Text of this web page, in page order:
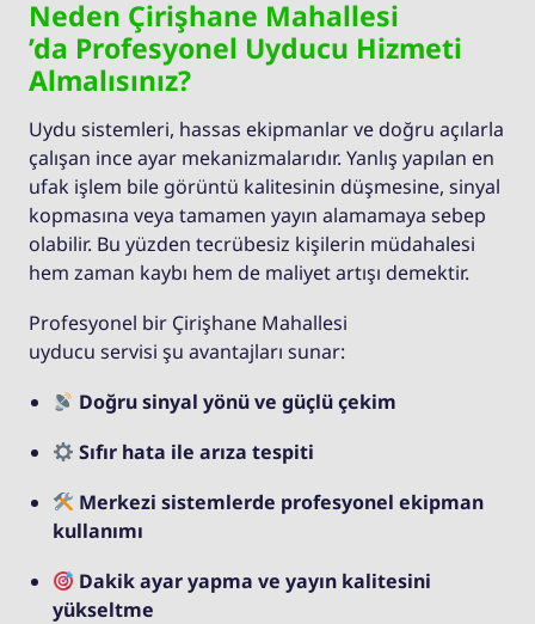
Neden Çirişhane Mahallesi
’da Profesyonel Uyducu Hizmeti
Almalısınız?
Uydu sistemleri, hassas ekipmanlar ve doğru açılarla
çalışan ince ayar mekanizmalarıdır. Yanlış yapılan en
ufak işlem bile görüntü kalitesinin düşmesine, sinyal
kopmasına veya tamamen yayın alamamaya sebep
olabilir. Bu yüzden tecrübesiz kişilerin müdahalesi
hem zaman kaybı hem de maliyet artışı demektir.
Profesyonel bir Çirişhane Mahallesi
uyducu servisi şu avantajları sunar:
Doğru sinyal yönü ve güçlü çekim
Sıfır hata ile arıza tespiti
Merkezi sistemlerde profesyonel ekipman
kullanımı
Dakik ayar yapma ve yayın kalitesini
yükseltme